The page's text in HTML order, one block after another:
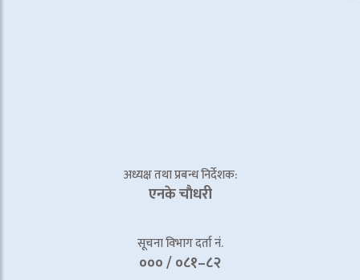
अध्यक्ष तथा प्रबन्ध निर्देशक:
एनके चाैधरी
सूचना विभाग दर्ता नं.
००० / ०८१–८२